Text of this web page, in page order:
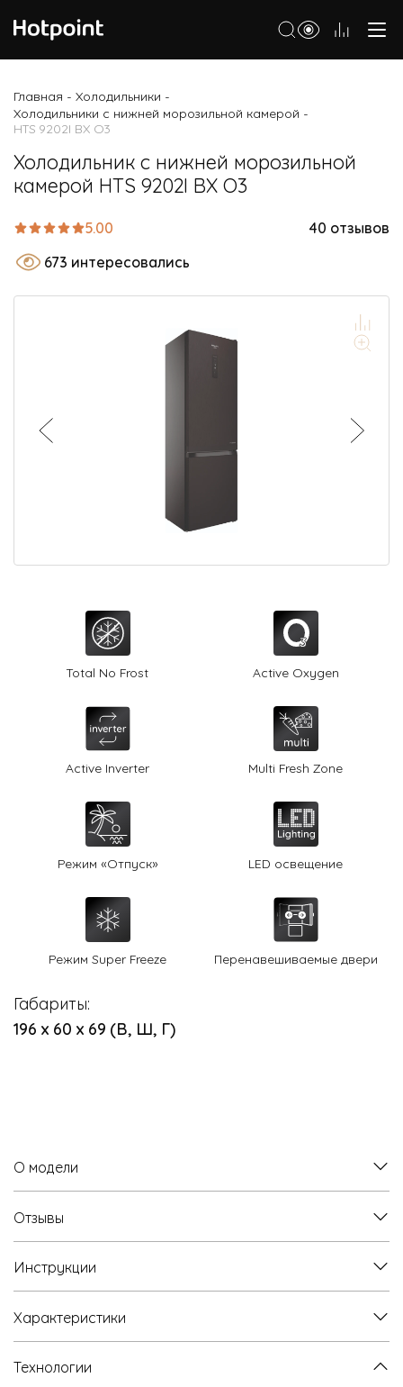
Морозильные камеры
Стиральные и сушильные машины
Посудомоечные машины
Варочные панели
Духовые шкафы
Кухонные плиты
О Hotpoint
8 800 3333 887
Главная - Холодильники -
Холодильники с нижней морозильной камерой -
HTS 9202I BX O3
Холодильник с нижней морозильной
камерой HTS 9202I BX O3
5.00
40 отзывов
673 интересовались
Total No Frost Active Oxygen
Active Inverter Multi Fresh Zone
Режим «Отпуск» LED освещение
Режим Super Freeze Перенавешиваемые двери
Габариты:
196 х 60 х 69 (В, Ш, Г)
О модели
Отзывы
Инструкции
Характеристики
Технологии